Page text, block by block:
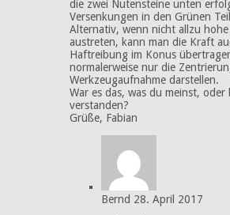
die zwei Nutensteine unten
Versenkungen in den Grünen
Alternativ, wenn nicht allzu
austreten, kann man die Kraft
Haftreibung im Konus
normalerweise nur die
Werkzeugaufnahme darstellen.
War es das, was du meinst, oder
verstanden?
Grüße, Fabian
Bernd 28. April 2017